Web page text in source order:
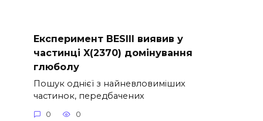
Експеримент BESIII виявив у
частинці X(2370) домінування
глюболу
Пошук однієї з найневловиміших
частинок, передбачених
0 0